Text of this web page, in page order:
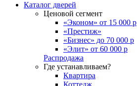
Каталог дверей
Ценовой сегмент
«Эконом» от 15 000 р
«Престиж»
«Бизнес» до 70 000 р
«Элит» от 60 000 р
Распродажа
Где устанавливаем?
Квартира